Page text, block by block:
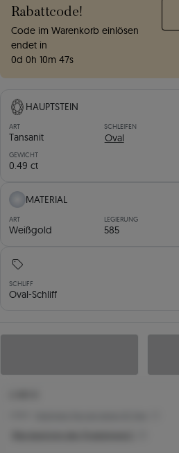
Rabattcode!
Code im Warenkorb einlösen
endet in
0d 0h 10m 45s
HAUPTSTEIN
ART
Tansanit
SCHLEIFEN
Oval
GEWICHT
0.49 ct
MATERIAL
ART
Weißgold
LEGIERUNG
585
SCHLIFF
Oval-Schliff